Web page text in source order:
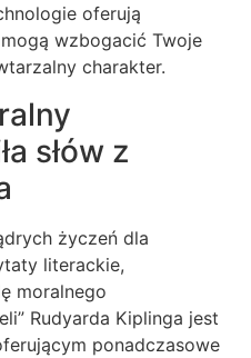
oferują
wzbogacić Twoje
charakter.
słów z
życzeń dla
literackie,
moralnego
Rudyarda Kiplinga jest
ponadczasowe